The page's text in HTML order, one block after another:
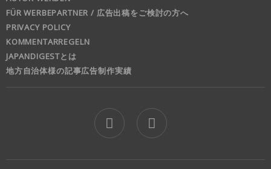
FÜR WERBEPARTNER / 広告出稿をご検討の方へ
PRIVACY POLICY
KOMMENTARREGELN
JAPANDIGESTとは
地方自治体様の記事広告制作実績